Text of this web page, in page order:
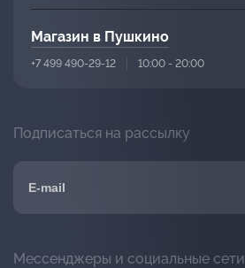
Магазин в Пушкино
+7 499 490-29-12 10:00 - 20:00
Подписаться на рассылку
Мессенджеры и социальные сети